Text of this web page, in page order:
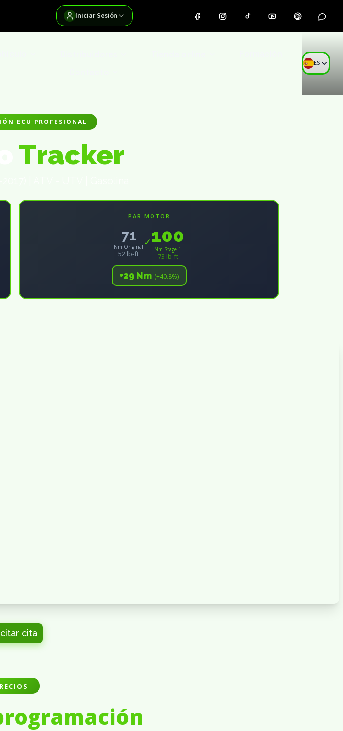
Iniciar Sesión
ES
ECU PROFESIONAL
Tracker
PAR MOTOR
71
Nm Original
52 lb-ft
✓100
Nm Stage 1
73 lb-ft
+29 Nm (+40.8%)
cita